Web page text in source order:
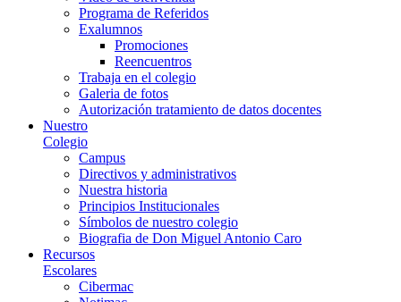
Programa de Referidos
Exalumnos
Promociones
Reencuentros
Trabaja en el colegio
Galeria de fotos
Autorización tratamiento de datos docentes
Nuestro
Colegio
Campus
Directivos y administrativos
Nuestra historia
Principios Institucionales
Símbolos de nuestro colegio
Biografia de Don Miguel Antonio Caro
Recursos
Escolares
Cibermac